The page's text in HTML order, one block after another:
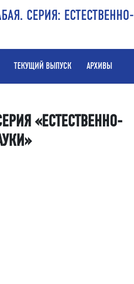
СЕРИЯ: ЕСТЕСТВЕННО-
ТЕКУЩИЙ ВЫПУСК АРХИВЫ
«ЕСТЕСТВЕННО-